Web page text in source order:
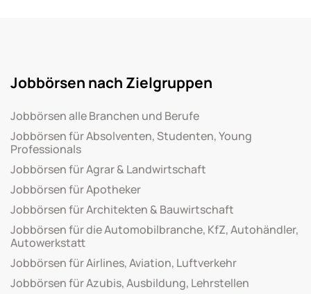
Jobbörsen nach Zielgruppen
Jobbörsen alle Branchen und Berufe
Jobbörsen für Absolventen, Studenten, Young
Professionals
Jobbörsen für Agrar & Landwirtschaft
Jobbörsen für Apotheker
Jobbörsen für Architekten & Bauwirtschaft
Jobbörsen für die Automobilbranche, KfZ, Autohändler,
Autowerkstatt
Jobbörsen für Airlines, Aviation, Luftverkehr
Jobbörsen für Azubis, Ausbildung, Lehrstellen